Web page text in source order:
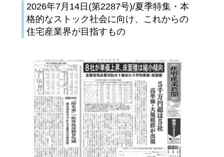
2026年7月14日(第2287号)/夏季特集・本
格的なストック社会に向け、これからの
住宅産業界が目指すもの